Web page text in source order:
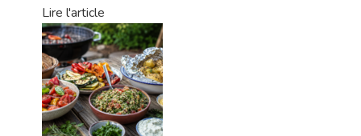
Lire l'article